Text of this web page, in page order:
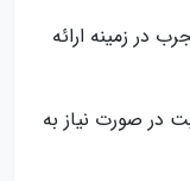
زمینه ارائه
در صورت نیاز به